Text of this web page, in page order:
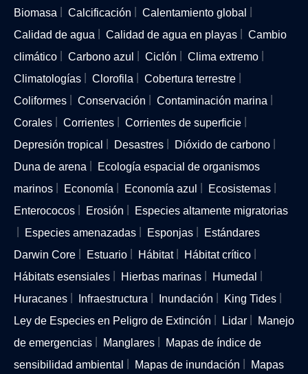
Biomasa
Calcificación
Calentamiento global
Calidad de agua
Calidad de agua en playas
Cambio
climático
Carbono azul Ciclón
Clima extremo
Climatologías
Clorofila
Cobertura terrestre
Coliformes
Conservación
Contaminación marina
Corales
Corrientes
Corrientes de superficie
Depresión tropical
Desastres
Dióxido de carbono
Duna de arena
Ecología espacial de organismos
marinos
Economía Economía azul
Ecosistemas
Enterococos
Erosión
Especies altamente migratorias
Especies amenazadas
Esponjas
Estándares
Darwin Core
Estuario Hábitat
Hábitat crítico
Hábitats esensiales
Hierbas marinas
Humedal
Huracanes
Infraestructura Inundación
King Tides
Ley de Especies en Peligro de Extinción
Lidar
Manejo
de emergencias
Manglares
Mapas de índice de
sensibilidad ambiental
Mapas de inundación
Mapas